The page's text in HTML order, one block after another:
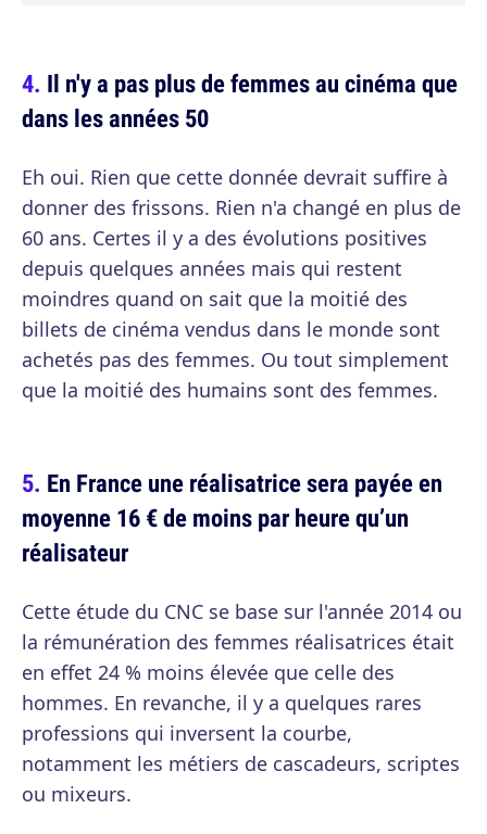
Il n'y a pas plus de femmes au cinéma que
dans les années 50
Eh oui. Rien que cette donnée devrait suffire à
donner des frissons. Rien n'a changé en plus de
60 ans. Certes il y a des évolutions positives
depuis quelques années mais qui restent
moindres quand on sait que la moitié des
billets de cinéma vendus dans le monde sont
achetés pas des femmes. Ou tout simplement
que la moitié des humains sont des femmes.
En France une réalisatrice sera payée en
moyenne 16 € de moins par heure qu’un
réalisateur
Cette étude du CNC se base sur l'année 2014 ou
la rémunération des femmes réalisatrices était
en effet 24 % moins élevée que celle des
hommes. En revanche, il y a quelques rares
professions qui inversent la courbe,
notamment les métiers de cascadeurs, scriptes
ou mixeurs.